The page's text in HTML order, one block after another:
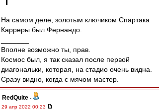
На самом деле, золотым ключиком Спартака
Карреры был Фернандо.
Вполне возможно ты, прав.
Космос был, я так сказал после первой
диагональки, которая, на стадио очень видна.
Сразу видно, когда с мячом мастер.
RedQuite -
29 апр 2022 00:23